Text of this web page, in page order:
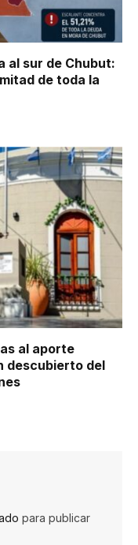
al sur de Chubut:
de toda la
al aporte
descubierto del
para publicar